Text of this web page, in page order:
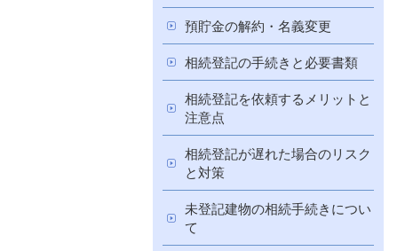
預貯金の解約・名義変更
相続登記の手続きと必要書類
相続登記を依頼するメリットと
注意点
相続登記が遅れた場合のリスク
と対策
未登記建物の相続手続きについ
て